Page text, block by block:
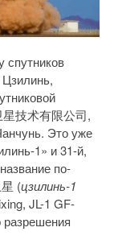
спутников
Цзилинь,
星技术有限公司,
Это уже
1» и 31-й,
по-
(цзилинь-1
JL-1 GF-
разрешения